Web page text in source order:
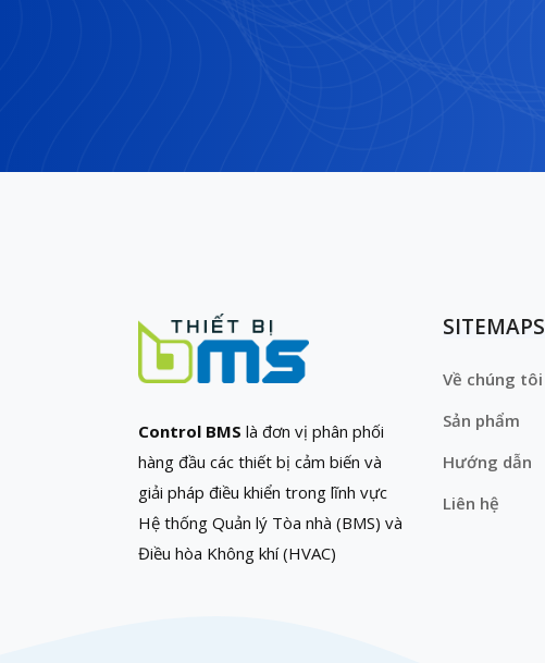
Control BMS là đơn vị phân phối
hàng đầu các thiết bị cảm biến và
giải pháp điều khiển trong lĩnh vực
Hệ thống Quản lý Tòa nhà (BMS) và
Điều hòa Không khí (HVAC)
SITEMAPS
Về chúng tôi
Sản phẩm
Hướng dẫn
Liên hệ